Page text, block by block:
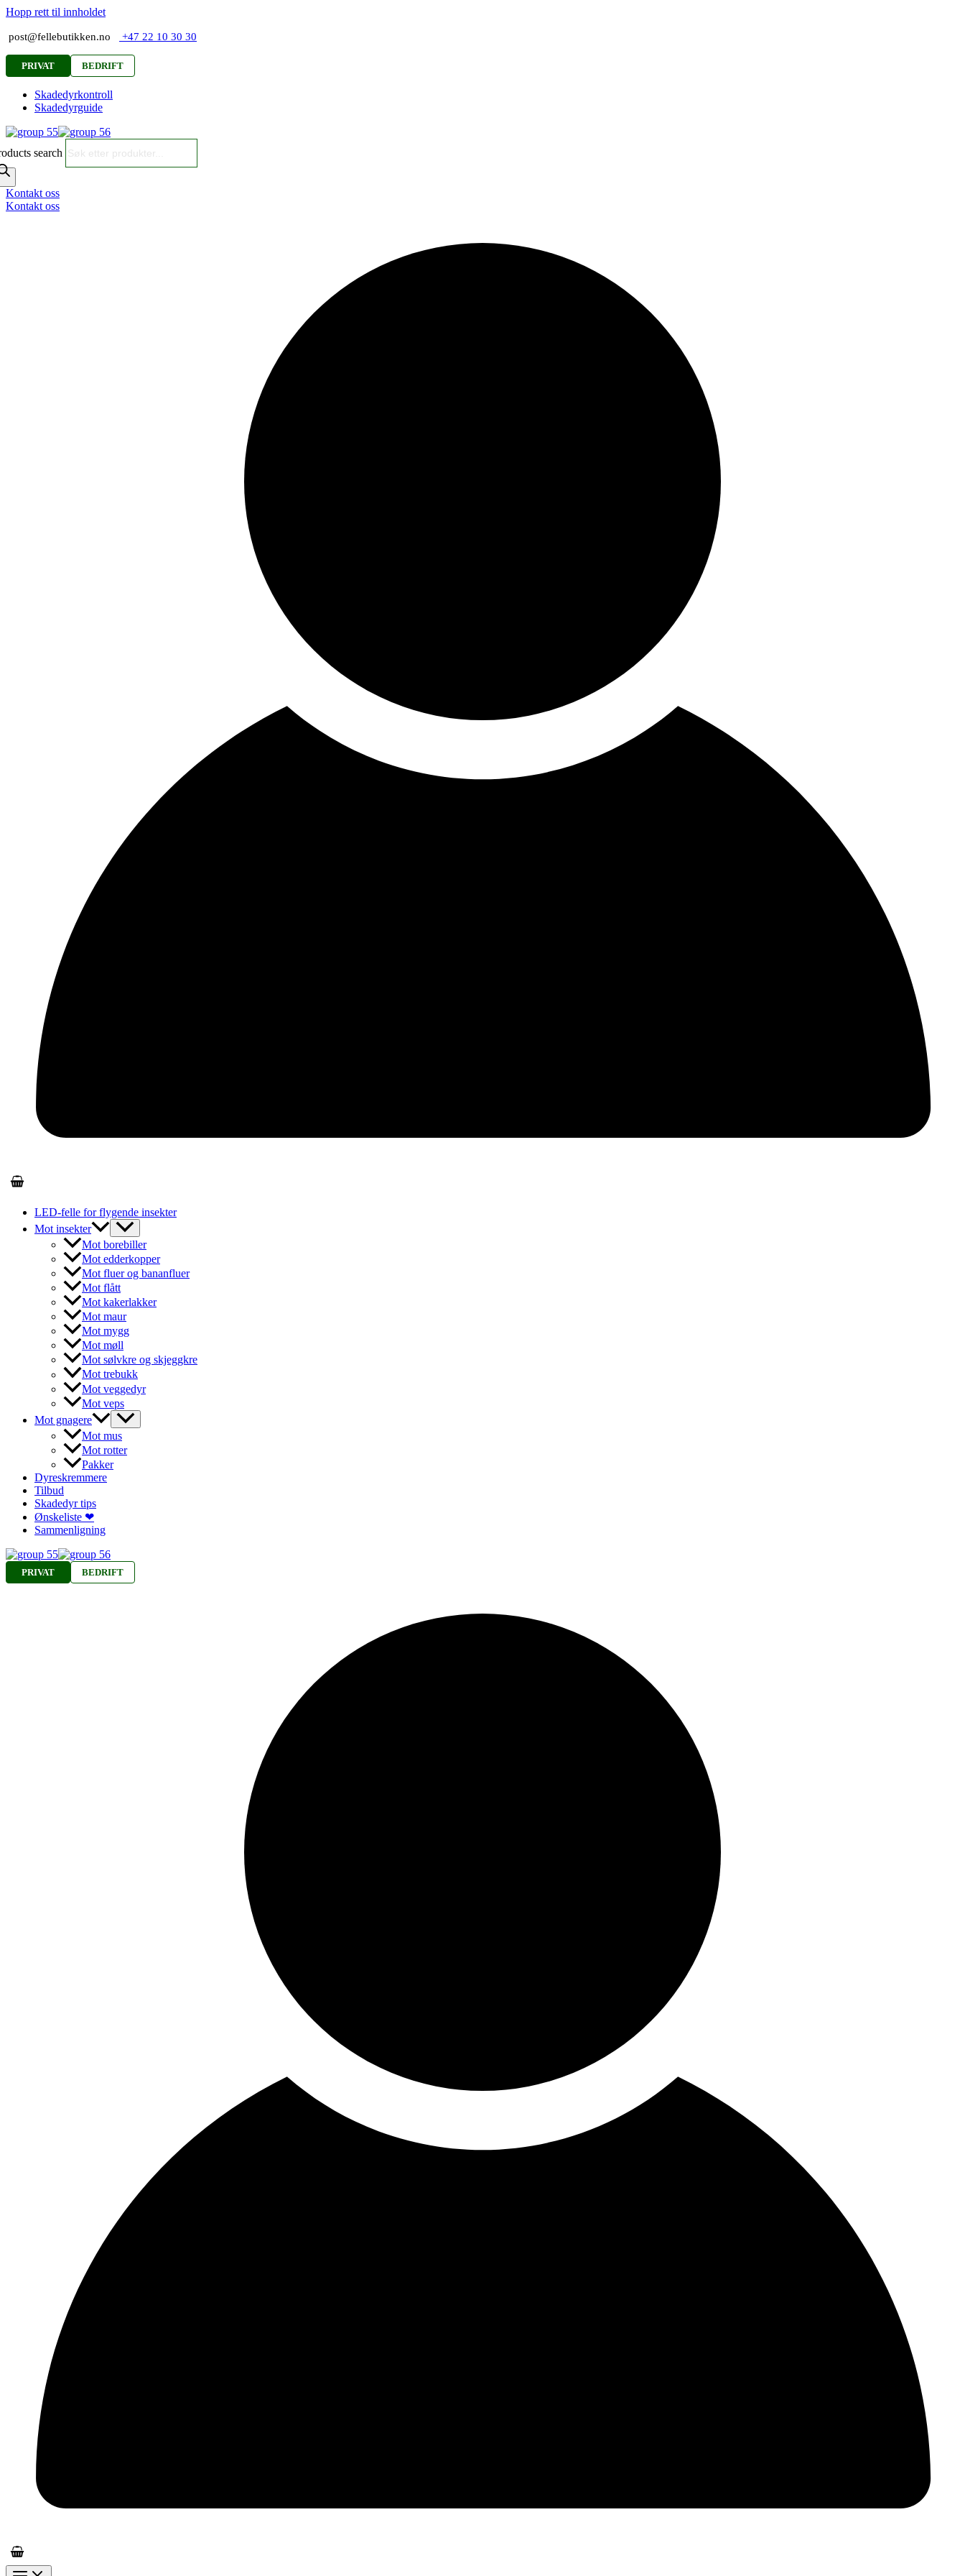
Hopp rett til innholdet
post@fellebutikken.no +47 22 10 30 30
PRIVAT BEDRIFT
Skadedyrkontroll
Skadedyrguide
search
Kontakt oss
Kontakt oss
LED-felle for flygende insekter
Mot insekter
Mot borebiller
Mot edderkopper
Mot fluer og bananfluer
Mot flått
Mot kakerlakker
Mot maur
Mot mygg
Mot møll
Mot sølvkre og skjeggkre
Mot trebukk
Mot veggedyr
Mot veps
Mot gnagere
Mot mus
Mot rotter
Pakker
Dyreskremmere
Tilbud
Skadedyr tips
Ønskeliste ❤
Sammenligning
PRIVAT BEDRIFT